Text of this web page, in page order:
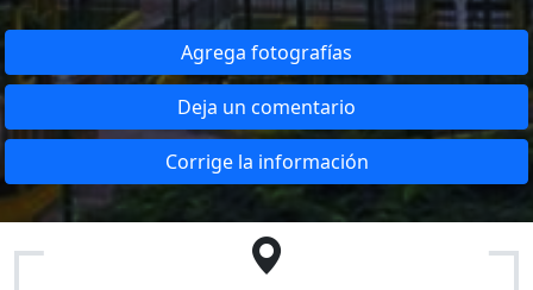
Agrega fotografías
Deja un comentario
Corrige la información